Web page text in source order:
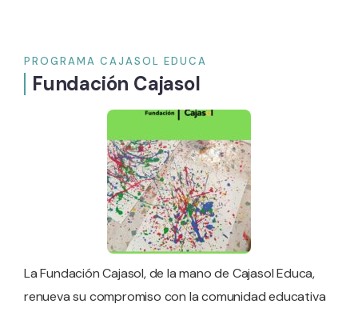
PROGRAMA CAJASOL EDUCA
Fundación Cajasol
LaFundación Cajasol, de la mano de Cajasol Educa,
renueva su compromiso con la comunidad educativa